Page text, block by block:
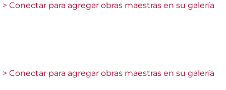
> Conectar para agregar obras maestras en su galería
> Conectar para agregar obras maestras en su galería